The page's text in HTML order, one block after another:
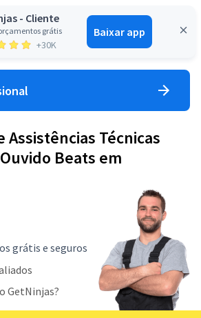
- Cliente
grátis
+30K
Baixar app
Entrar
Assistências Técnicas
Beats em
grátis e seguros
GetNinjas?